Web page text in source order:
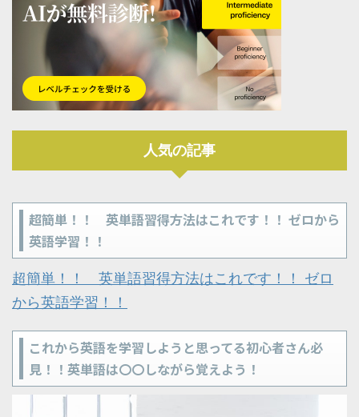
人気の記事
超簡単！！ 英単語習得方法はこれです！！ ゼロから
英語学習！！
超簡単！！ 英単語習得方法はこれです！！ ゼロ
から英語学習！！
これから英語を学習しようと思ってる初心者さん必
見！！英単語は〇〇しながら覚えよう！